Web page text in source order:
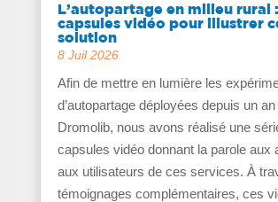
L’autopartage en milieu rural
capsules vidéo pour illustrer
solution
8 Juil 2026
Afin de mettre en lumière les
d’autopartage déployées depuis un
Dromolib, nous avons réalisé une
capsules vidéo donnant la parole aux
aux utilisateurs de ces services. À
témoignages complémentaires, ces